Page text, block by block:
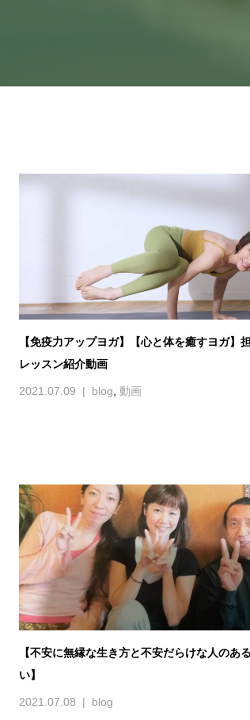
【免疫力アップヨガ】【心と体を癒すヨガ
レッスン紹介動画
2021.07.09 blog 動画
【不安に無縁な生き方と不安だらけな人のあ
い】
2021.07.08 blog